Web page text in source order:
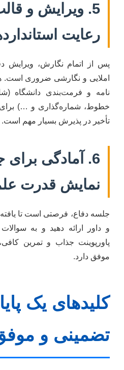
5. ویرایش و
رعایت
پس از اتمام نگارش، ویرایش
املایی و نگارشی ضروری است.
نامه‌ و فرمت‌بندی دانشگاه
خطوط، شماره‌گذاری و …)
تأخیر در پذیرش بسیار مهم است.
6. آمادگی
نمایش قدرت
جلسه دفاع، فرصتی است تا
و داور ارائه دهید و به
پاورپوینت جذاب و تمرین
موفق دارد.
کلیدهای یک
تضمینی و